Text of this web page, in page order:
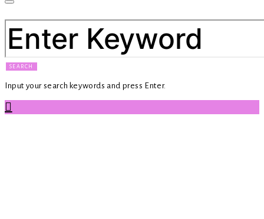
SEARCH
Input your search keywords and press Enter.